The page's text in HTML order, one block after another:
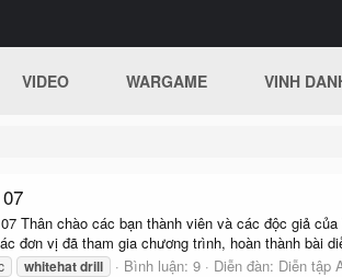
VIDEO WARGAME VINH
Thân chào các bạn thành viên và các độc giả
đơn vị đã tham gia chương trình, hoàn thành bài
whitehatdrill Bình luận: 9 Diễn đàn: Diễn tập